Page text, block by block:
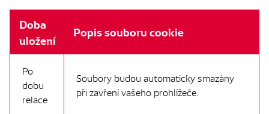
Doba
uložení
Popis souboru cookie
Po
dobu
relace
Soubory budou automaticky smazány
při zavření vašeho prohlížeče.